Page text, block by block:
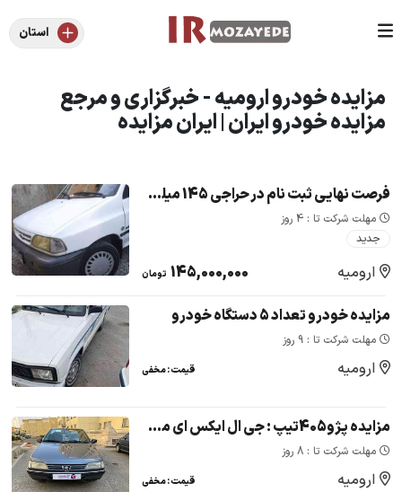
استان
مزایده خودرو ارومیه - خبرگزاری و مرجع
مزایده خودرو ایران | ایران مزایده
فرصت نهایی ثبت نام در حراجی 145 میلیون تومانی پراید مدل : 1381 ( دوگانه سوز) / مصادره ای دولت
مهلت شرکت تا : 4 روز
جدید
ارومیه 145,000,000 تومان
مزایده خودرو تعداد 5 دستگاه خودرو
مهلت شرکت تا : 9 روز
ارومیه قیمت : مخفی
مزایده پژو405تیپ : جی ال ایکس ای مدل 1383: - رنگ:مشکی متالیک
مهلت شرکت تا : 8 روز
ارومیه قیمت : مخفی